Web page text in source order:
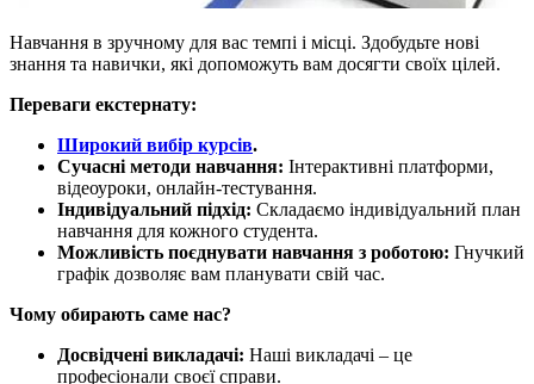
Навчання в зручному для вас темпі і місці. Здобудьте нові
знання та навички, які допоможуть вам досягти своїх цілей.
Переваги екстернату:
Широкий вибір курсів.
Сучасні методи навчання: Інтерактивні платформи,
відеоуроки, онлайн-тестування.
Індивідуальний підхід: Складаємо індивідуальний план
навчання для кожного студента.
Можливість поєднувати навчання з роботою: Гнучкий
графік дозволяє вам планувати свій час.
Чому обирають саме нас?
Досвідчені викладачі: Наші викладачі – це
професіонали своєї справи.